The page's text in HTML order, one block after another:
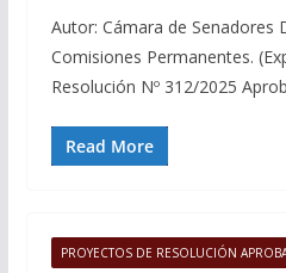
Autor: Cámara de Senadores
Comisiones Permanentes.
Resolución Nº 312/2025
Read More
PROYECTOS DE RESOLUCIÓN